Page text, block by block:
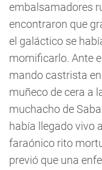
embalsamadores
encontraron que
el galáctico se
momificarlo. Ante
mando castrista
muñeco de cera a
muchacho de
había llegado vivo
faraónico rito
previó que una